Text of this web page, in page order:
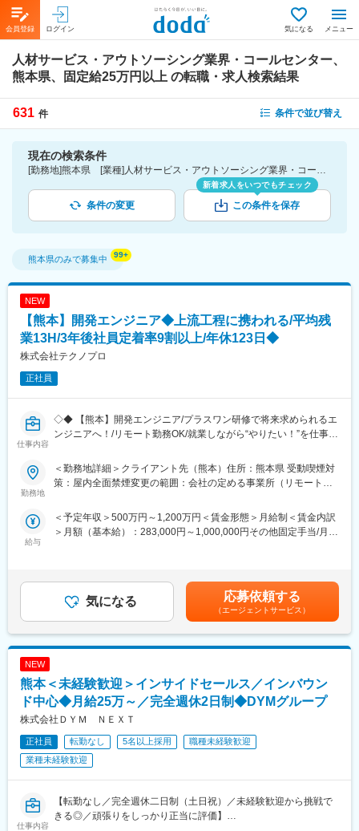
会員登録 ログイン 気になる メニュー
人材サービス・アウトソーシング業界・コールセンター、
熊本県、固定給25万円以上 の転職・求人検索結果
631 件 条件で並び替え
現在の検索条件
[勤務地]熊本県 [業種]人材サービス・アウトソーシング業界・コールセンター [詳細条件](待遇・福利厚生)固定給25万円以上
条件の変更
新着求人をいつでもチェック
この条件を保存
熊本県のみで募集中
NEW
【熊本】開発エンジニア◆上流工程に携われる/平均残
業13H/3年後社員定着率9割以上/年休123日◆
株式会社テクノプロ
正社員
仕事内容
◇◆ 【熊本】開発エンジニア/プラスワン研修で将来求められるエ
ンジニアへ！/リモート勤務OK/就業しながら“やりたい！”を仕事に
■POINT：
【上流案件にチャレンジ】上流案件70％、自社プロダクトも保有
身の希望に合った案件にアサイン可能です！
【働き方◎】月残業時間13時間×休日出勤なし×希望しない転勤な
【炎上しにくい仕組み】製造業のお客様が多く、無理な納期設定
や炎上が起こりづらい業界特性になっています。また、必ずチー
ムでアサインするため1人で抱え込まない環境です。
【請負比率向上中】方向性として、徐々に請負の比率を上げてい
く方針です。また、その影響からリモート勤務の比率も上がって
■当社の大事にする「プラスワン」スキル：
昨今のDX・AI・クラウドなどのIT×モノづくりや、技術高度化、
リッチ化のニーズは急速に拡大傾向です。当社では、情勢を踏ま
え、“プラスワンスキル”を推奨し200以上の自社内研修による将来
にも求められるエンジニアの育成に積極的に投資を行っておりま
す。例）
・アプリ開発＋AI ⇒ビッグデータなどの大量情報の集積データ
マーケティングできるエンジニア等
・インフラ構築＋クラウド ⇒AWS/Azureなどを用いて拠点間連
携等のDX・IoT化のニーズに応えられるエンジニアへ
・アプリ設計/開発＋モノづくり ⇒デジタルツインやAR/VRなど
勤務地
＜勤務地詳細＞クライアント先（熊本）住所：熊本県 受動喫煙対
策：屋内全面禁煙変更の範囲：会社の定める事業所（リモートワ
給与
＜予定年収＞500万円～1,200万円＜賃金形態＞月給制＜賃金内訳
＞月額（基本給）：283,000円～1,000,000円その他固定手当/月：
円)780万円(30代/月給 37万円）賃金はあくまでも目安の金額であ
り、選考を通じて上下する可能性があります。月給(月額)は固定手
当を含めた表記です。
気になる 応募依頼する
（エージェントサービス）
NEW
熊本＜未経験歓迎＞インサイドセールス／インバウン
ド中心◆月給25万～／完全週休2日制◆DYMグループ
株式会社ＤＹＭ ＮＥＸＴ
正社員 転勤なし 5名以上採用
職種未経験歓迎
業種未経験歓迎
仕事内容
【転勤なし／完全週休二日制（土日祝）／未経験歓迎から挑戦で
きる◎／頑張りをしっかり正当に評価】